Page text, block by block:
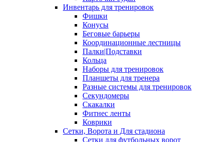
Инвентарь для тренировок
Фишки
Конусы
Беговые барьеры
Координационные лестницы
Палки|Подставки
Кольца
Наборы для тренировок
Планшеты для тренера
Разные системы для тренировок
Секундомеры
Скакалки
Фитнес ленты
Коврики
Сетки, Ворота и Для стадиона
Сетки для футбольных ворот